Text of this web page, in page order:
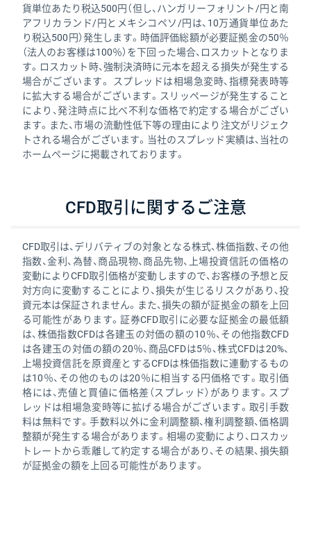
貨単位あたり税込500円（但し、ハンガリーフォリント/円と南
アフリカランド/円とメキシコペソ/円は、10万通貨単位あた
り税込500円）発生します。時価評価総額が必要証拠金の50％
（法人のお客様は100％）を下回った場合、ロスカットとなりま
す。ロスカット時、強制決済時に元本を超える損失が発生する
場合がございます。 スプレッドは相場急変時、指標発表時等
に拡大する場合がございます。スリッページが発生すること
により、発注時点に比べ不利な価格で約定する場合がござい
ます。また、市場の流動性低下等の理由により注文がリジェク
トされる場合がございます。当社のスプレッド実績は、当社の
ホームページに掲載されております。
CFD取引に 関するご注意
CFD取引は、デリバティブの対象となる株式、株価指数、その他
指数、金利、為替、商品現物、商品先物、上場投資信託の価格の
変動によりCFD取引価格が変動しますので、お客様の予想と反
対方向に変動することにより、損失が生じるリスクがあり、投
資元本は保証されません。また、損失の額が証拠金の額を上回
る可能性があります。証券CFD取引に必要な証拠金の最低額
は、株価指数CFDは各建玉の対価の額の10％、その他指数CFD
は各建玉の対価の額の20％、商品CFDは5％、株式CFDは20%、
上場投資信託を原資産とするCFDは株価指数に連動するもの
は10％、その他のものは20％に相当する円価格です。取引価
格には、売値と買値に価格差（スプレッド）があります。スプ
レッドは相場急変時等に拡げる場合がございます。取引手数
料は無料です。手数料以外に金利調整額、権利調整額、価格調
整額が発生する場合があります。相場の変動により、ロスカッ
トレートから乖離して約定する場合があり、その結果、損失額
が証拠金の額を上回る可能性があります。